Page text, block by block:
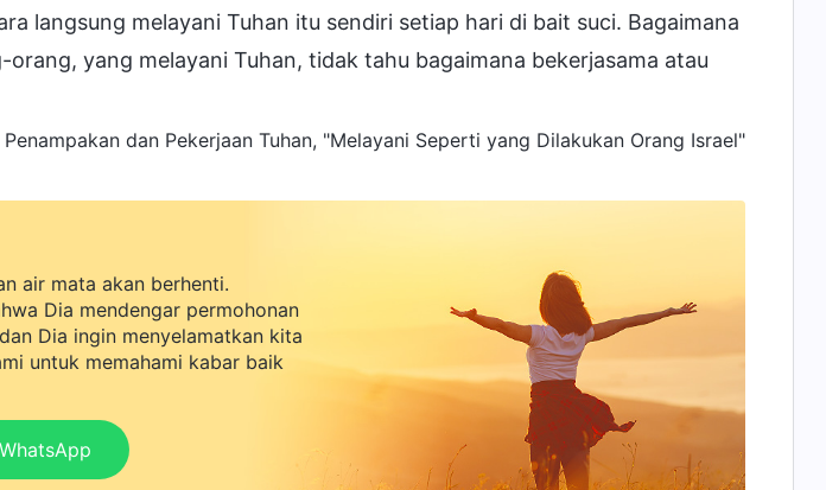
langsung melayani Tuhan itu sendiri setiap hari di bait suci. Bagaimana
yang melayani Tuhan, tidak tahu bagaimana bekerjasama atau
dan Pekerjaan Tuhan, "Melayani Seperti yang Dilakukan Orang Israel"
air mata akan berhenti.
Dia mendengar permohonan
Dia ingin menyelamatkan kita
untuk memahami kabar baik